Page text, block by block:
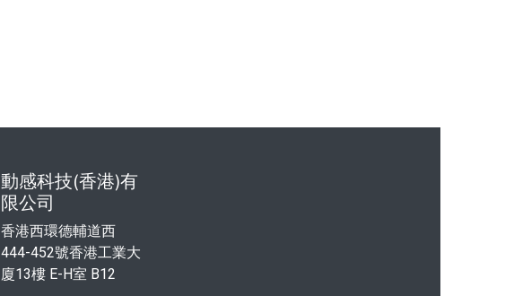
動感科技(香港)有
限公司
香港西環德輔道西
444-452號香港工業大
廈13樓 E-H室 B12